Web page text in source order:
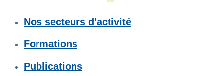
Nos secteurs d'activité
Formations
Publications